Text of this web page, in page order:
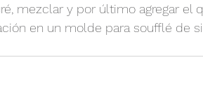
mezclar y por último agregar el
en un molde para soufflé de